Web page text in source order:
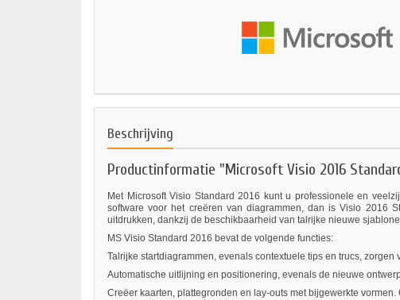
Beschrijving
Productinformatie "Microsoft Visio 2016
Met Microsoft Visio Standard 2016 kunt u professionele en
software voor het creëren van diagrammen, dan is Visio 2016
uitdrukken, dankzij de beschikbaarheid van talrijke nieuwe
MS Visio Standard 2016 bevat de volgende functies:
Talrijke startdiagrammen, evenals contextuele tips en trucs, zorgen
Automatische uitlijning en positionering, evenals de nieuwe
Creëer kaarten, plattegronden en lay-outs met bijgewerkte